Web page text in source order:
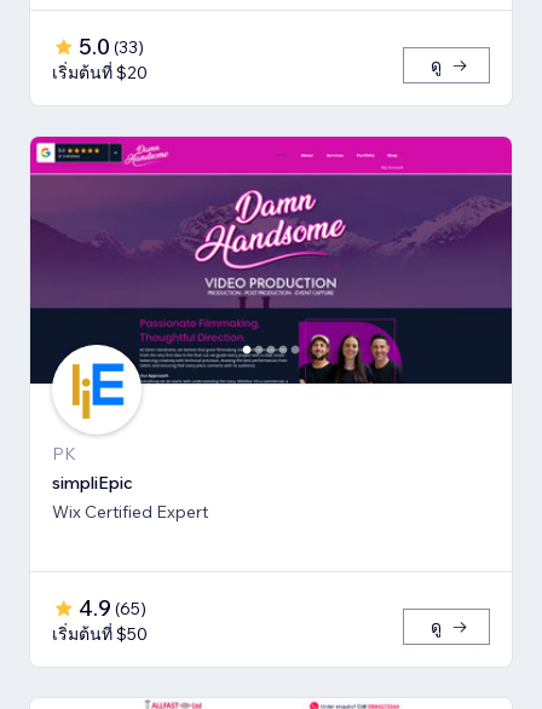
5.0 (33)
เริ่มต้นที่ $20
ดู
PK
simpliEpic
Wix Certified Expert
4.9 (65)
เริ่มต้นที่ $50
ดู